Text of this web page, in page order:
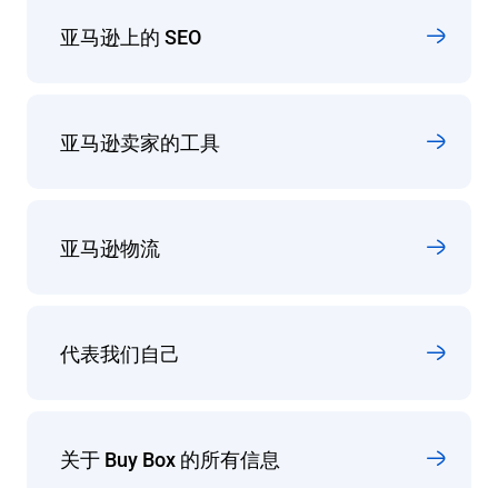
亚马逊上的 SEO
亚马逊卖家的工具
亚马逊物流
代表我们自己
关于 Buy Box 的所有信息